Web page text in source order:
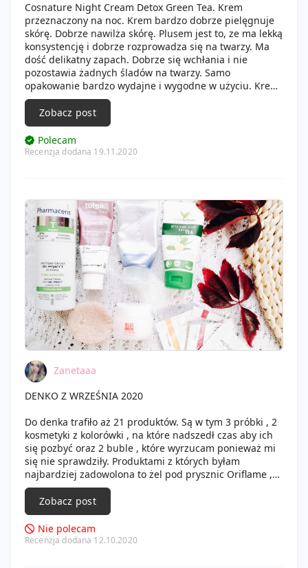
Cosnature Night Cream Detox Green Tea. Krem
przeznaczony na noc. Krem bardzo dobrze pielęgnuje
skórę. Dobrze nawilża skórę. Plusem jest to, ze ma lekką
konsystencję i dobrze rozprowadza się na twarzy. Ma
dość delikatny zapach. Dobrze się wchłania i nie
pozostawia żadnych śladów na twarzy. Samo
opakowanie bardzo wydajne i wygodne w użyciu. Krem
otrzymałam dość dawno w pudełku beglossy. Polecam
Zobacz post
Polecam
Recenzja dodana 19.11.2020
Zanetaaa
DENKO Z WRZEŚNIA 2020
Do denka trafiło aż 21 produktów. Są w tym 3 próbki , 2
kosmetyki z kolorówki , na które nadszedł czas aby ich
się pozbyć oraz 2 buble , które wyrzucam ponieważ mi
się nie sprawdziły. Produktami z których byłam
najbardziej zadowolona to żel pod prysznic Oriflame ,
do którego na pewno wrócę, balsam z Avon , płyn do
kąpieli o zapachu czekolady z czerwoną porzeczką,
spray do włosów z Avon. Buble miesiąca to dwa kremy
do twarzy z firmy Tołpa oraz Cosnature. Pozostałe
produkty były też w porządku.
Zobacz post
Nie polecam
Recenzja dodana 12.10.2020